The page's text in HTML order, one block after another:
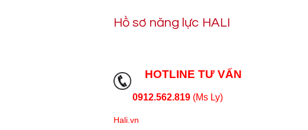
Hồ sơ năng lực HALI
HOTLINE TƯ VẤN
0912.562.819 (Ms Ly)
Hali.vn